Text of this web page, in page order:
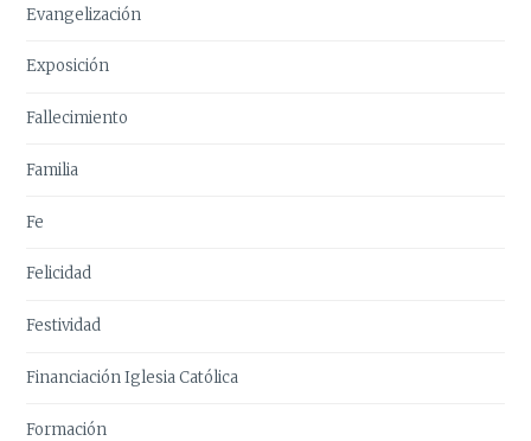
Evangelización
Exposición
Fallecimiento
Familia
Fe
Felicidad
Festividad
Financiación Iglesia Católica
Formación